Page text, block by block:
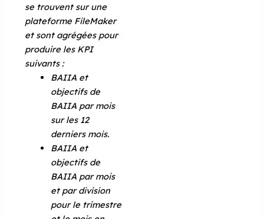
se trouvent sur une
plateforme FileMaker
et sont agrégées pour
produire les KPI
suivants :
BAIIA et
objectifs de
BAIIA par mois
sur les 12
derniers mois.
BAIIA et
objectifs de
BAIIA par mois
et par division
pour le trimestre